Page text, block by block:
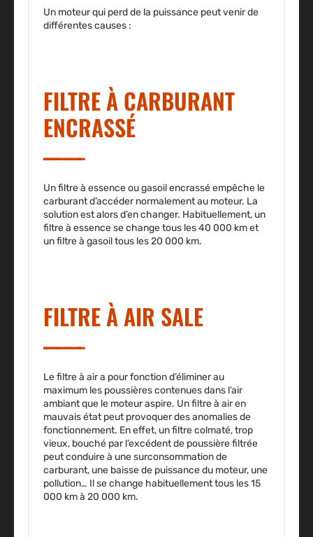
Un moteur qui perd de la puissance peut venir de
différentes causes :
FILTRE À CARBURANT
ENCRASSÉ
Un filtre à essence ou gasoil encrassé empêche le
carburant d’accéder normalement au moteur. La
solution est alors d’en changer. Habituellement, un
filtre à essence se change tous les 40 000 km et
un filtre à gasoil tous les 20 000 km.
FILTRE À AIR SALE
Le filtre à air a pour fonction d’éliminer au
maximum les poussières contenues dans l’air
ambiant que le moteur aspire. Un filtre à air en
mauvais état peut provoquer des anomalies de
fonctionnement. En effet, un filtre colmaté, trop
vieux, bouché par l’excédent de poussière filtrée
peut conduire à une surconsommation de
carburant, une baisse de puissance du moteur, une
pollution… Il se change habituellement tous les 15
000 km à 20 000 km.